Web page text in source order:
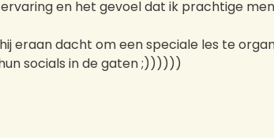
en het gevoel dat ik prachtige
eraan dacht om een speciale les te
socials in de gaten ;))))))